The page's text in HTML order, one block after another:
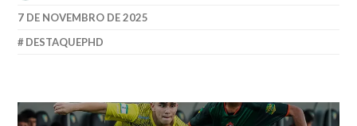
7 DE NOVEMBRO DE 2025
DESTAQUEPHD